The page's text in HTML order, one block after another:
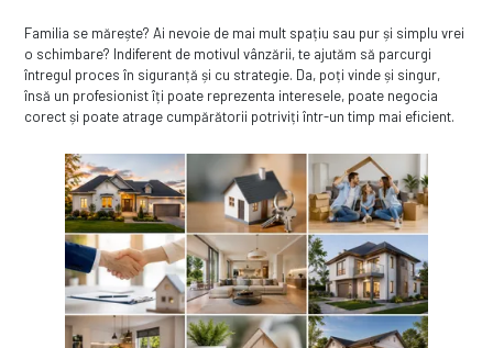
Familia se mărește? Ai nevoie de mai mult spațiu sau pur și simplu vrei
o schimbare? Indiferent de motivul vânzării, te ajutăm să parcurgi
întregul proces în siguranță și cu strategie. Da, poți vinde și singur,
însă un profesionist îți poate reprezenta interesele, poate negocia
corect și poate atrage cumpărătorii potriviți într-un timp mai eficient.